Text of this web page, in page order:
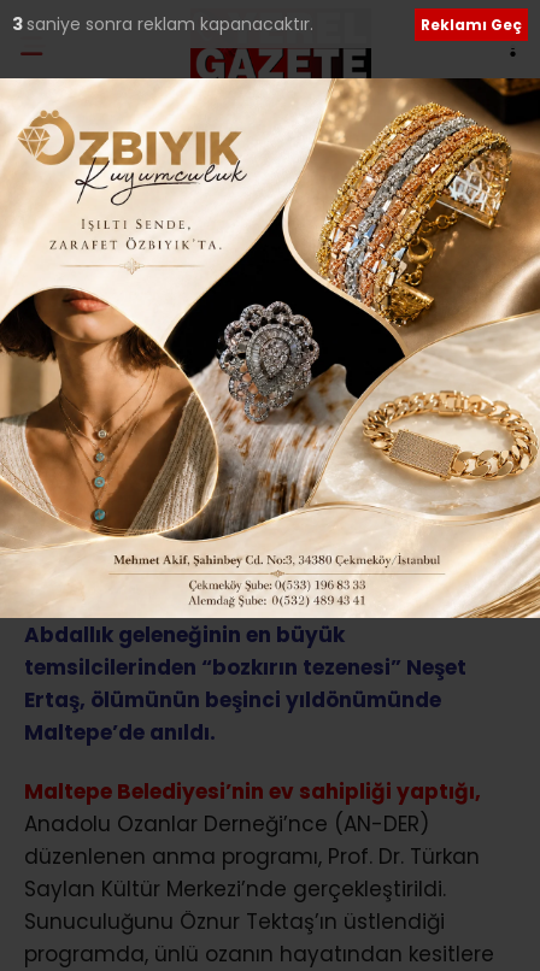
Ana Sayfa›Güncel
BOZKIRIN TEZENESİ
MALTEPE’DE ANILDI..
Giriş: 25-09-2017 21:13
Güncelleme: 21-08-2018 02:04
280 Güncel Kültür Sanat
ABONE OL
Abdallık geleneğinin en büyük
temsilcilerinden “bozkırın tezenesi” Neşet
Ertaş, ölümünün beşinci yıldönümünde
Maltepe’de anıldı.
Maltepe Belediyesi’nin ev sahipliği yaptığı,
Anadolu Ozanlar Derneği’nce (AN-DER)
düzenlenen anma programı, Prof. Dr. Türkan
Saylan Kültür Merkezi’nde gerçekleştirildi.
Sunuculuğunu Öznur Tektaş’ın üstlendiği
programda, ünlü ozanın hayatından kesitlere
2 saniye sonra reklam kapanacaktır. Reklamı Geç